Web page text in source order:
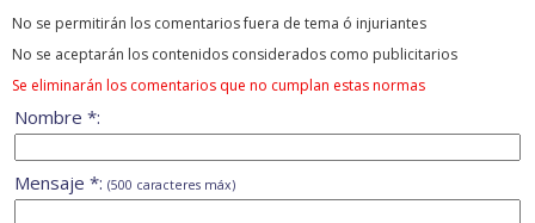
No se permitirán los comentarios fuera de tema ó injuriantes
No se aceptarán los contenidos considerados como publicitarios
Se eliminarán los comentarios que no cumplan estas normas
Nombre *:
Mensaje *: (500 caracteres máx)